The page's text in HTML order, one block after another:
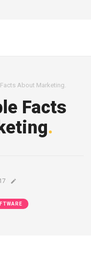
About Marketing.
Facts
.